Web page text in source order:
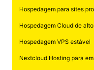
Hospedagem para sites
Hospedagem Cloud de
Hospedagem VPS estável
Nextcloud Hosting para